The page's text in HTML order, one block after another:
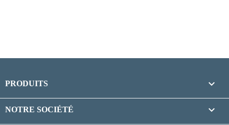
PRODUITS 
NOTRE SOCIÉTÉ 